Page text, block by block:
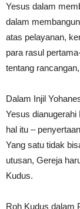
Yesus dalam
dalam
atas pelayanan,
para rasul
tentang
Dalam Injil
Yesus
hal itu –
Yang satu tidak
utusan, Gereja
Kudus.
Roh Kudus dalam